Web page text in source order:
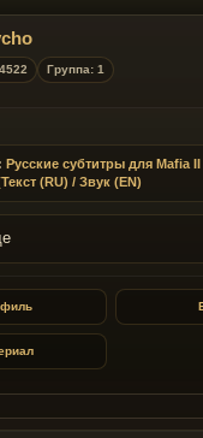
Группа: 1
Русские субтитры для Mafia
(RU) / Звук (EN)